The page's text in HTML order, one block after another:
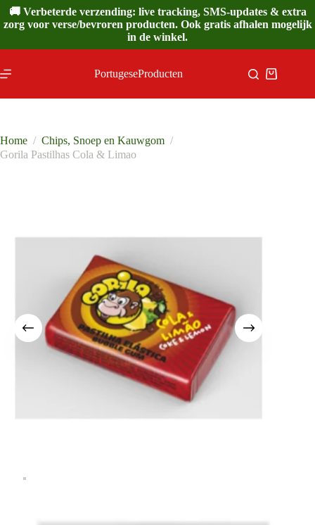
Ga
naar
de
🚚 Verbeterde verzending: live tracking, SMS-updates & extra
zorg voor verse/bevroren producten. Ook gratis afhalen mogelijk
in de winkel.
PortugeseProducten
Home / Chips, Snoep en Kauwgom /
Gorila Pastilhas Cola & Limao